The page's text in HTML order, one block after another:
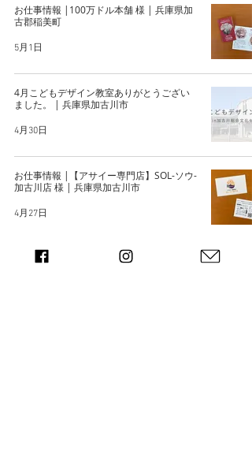
お仕事情報 |100万ドル本舗 様 | 兵庫県加
古郡稲美町
5月1日
4月こどもデザイン教室ありがとうござい
ました。 | 兵庫県加古川市
4月30日
お仕事情報 |【アサイー専門店】SOL-ソウ-
加古川店 様 | 兵庫県加古川市
4月27日
お仕事情報 | 串揚げバイキング 天様 | 兵庫